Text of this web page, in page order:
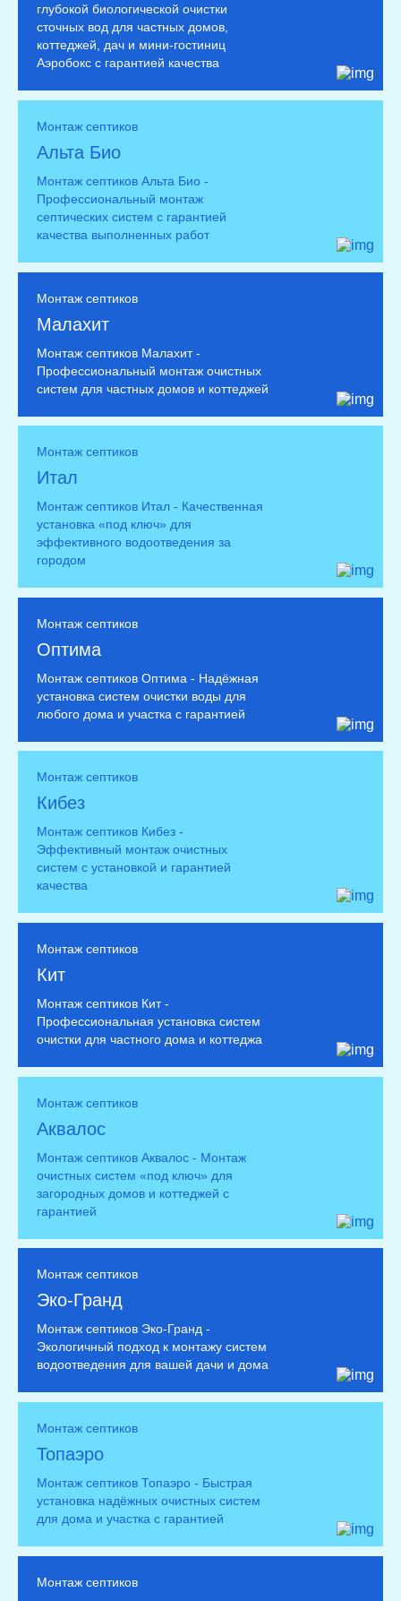
глубокой биологической очистки
сточных вод для частных домов,
коттеджей, дач и мини-гостиниц
Аэробокс с гарантией качества
Монтаж септиков
Альта Био
Монтаж септиков Альта Био -
Профессиональный монтаж
септических систем с гарантией
качества выполненных работ
Монтаж септиков
Малахит
Монтаж септиков Малахит -
Профессиональный монтаж очистных
систем для частных домов и коттеджей
Монтаж септиков
Итал
Монтаж септиков Итал - Качественная
установка «под ключ» для
эффективного водоотведения за
городом
Монтаж септиков
Оптима
Монтаж септиков Оптима - Надёжная
установка систем очистки воды для
любого дома и участка с гарантией
Монтаж септиков
Кибез
Монтаж септиков Кибез -
Эффективный монтаж очистных
систем с установкой и гарантией
качества
Монтаж септиков
Кит
Монтаж септиков Кит -
Профессиональная установка систем
очистки для частного дома и коттеджа
Монтаж септиков
Аквалос
Монтаж септиков Аквалос - Монтаж
очистных систем «под ключ» для
загородных домов и коттеджей с
гарантией
Монтаж септиков
Эко-Гранд
Монтаж септиков Эко-Гранд -
Экологичный подход к монтажу систем
водоотведения для вашей дачи и дома
Монтаж септиков
Топаэро
Монтаж септиков Топаэро - Быстрая
установка надёжных очистных систем
для дома и участка с гарантией
Монтаж септиков